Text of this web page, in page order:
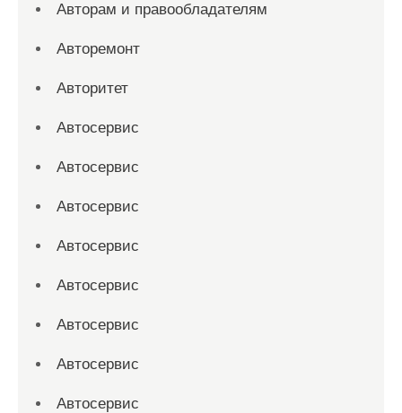
Авторам и правообладателям
Авторемонт
Авторитет
Автосервис
Автосервис
Автосервис
Автосервис
Автосервис
Автосервис
Автосервис
Автосервис